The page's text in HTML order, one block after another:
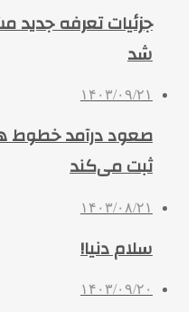
جزئیات تعرفه جدید
شد
۱۴۰۳/۰۹/۲۱
صعود درآمد خطوط
ثبت می‌کند
۱۴۰۳/۰۸/۲۱
سلام دنیا!
۱۴۰۳/۰۹/۲۰